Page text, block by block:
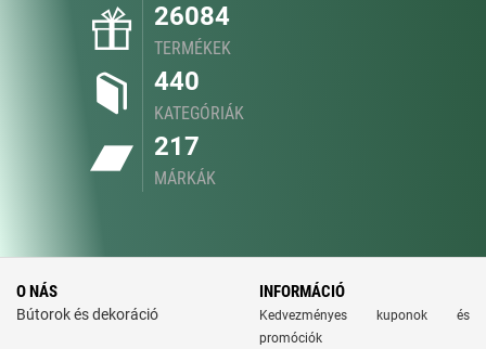
26084
TERMÉKEK
440
KATEGÓRIÁK
217
MÁRKÁK
O NÁS
Bútorok és dekoráció
INFORMÁCIÓ
Kedvezményes kuponok és
promóciók